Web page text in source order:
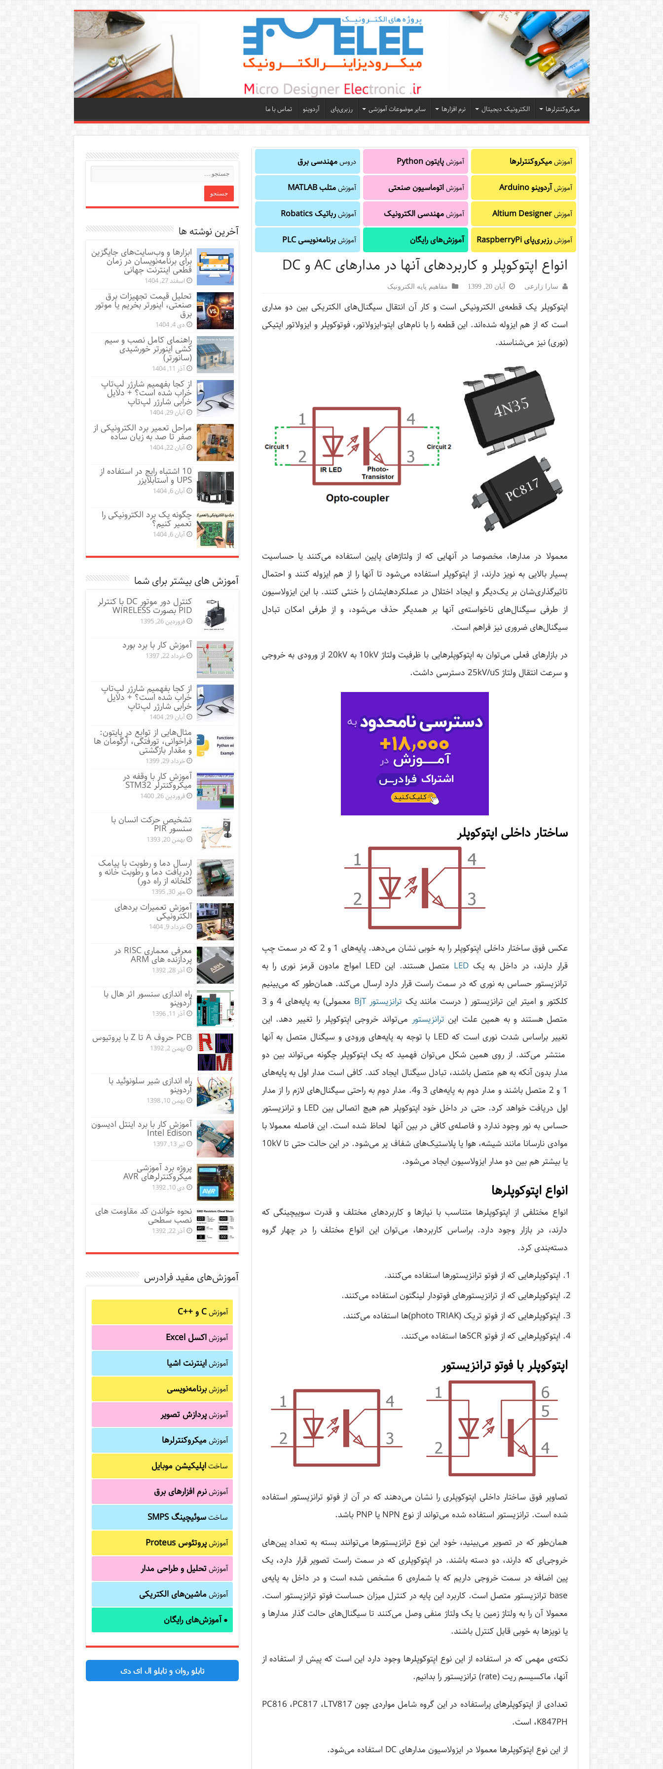
میکروکنترلرها الکترونیک دیجیتال نرم افزارها سایر موضوعات آموزشی رزبری‌پای آردوینو تماس با ما
آموزشمیکروکنترلرها
آموزشآردوینو Arduino
آموزشAltium Designer
آموزشرزبری‌پای RaspberryPi
آموزشپایتون Python
آموزشاتوماسیون صنعتی
آموزشمهندسی الکترونیک
آموزش‌های رایگان
دروسمهندسی برق
آموزشمتلب MATLAB
آموزشرباتیک Robatics
آموزشبرنامه‌نویسی PLC
انواع اپتوکوپلر و کاربردهای آنها در مدارهای AC و DC
سارا زارعی آبان 20, 1399 مفاهیم پایه الکترونیک
اپتوکوپلر یک قطعه‌ی الکترونیکی است و کار آن انتقال سیگنال‌های الکتریکی بین دو مداری
است که از هم ایزوله شده‌اند. این قطعه را با نام‌های اپتو-ایزولاتور، فوتوکوپلر و ایزولاتور اپتیکی
(نوری) نیز می‌شناسند.
معمولا در مدارها، مخصوصا در آنهایی که از ولتاژهای پایین استفاده می‌کنند یا حساسیت
بسیار بالایی به نویز دارند، از اپتوکوپلر استفاده می‌شود تا آنها را از هم ایزوله کنند و احتمال
تاثیرگذاری‌شان بر یک‌دیگر و ایجاد اختلال در عملکردهایشان را خنثی کنند. با این ایزولاسیون
از طرفی سیگنال‌های ناخواسته‌ی آنها بر همدیگر حذف می‌شود، و از طرفی امکان تبادل
سیگنال‌های ضروری نیز فراهم است.
در بازارهای فعلی می‌توان به اپتوکوپلرهایی با ظرفیت ولتاژ 10kV به 20kV از ورودی به خروجی
و سرعت انتقال ولتاژ 25kV/uS دسترسی داشت.
ساختار داخلی اپتوکوپلر
عکس فوق ساختار داخلی اپتوکوپلر را به خوبی نشان می‌دهد. پایه‌های 1 و 2 که در سمت چپ
قرار دارند، در داخل به یک LED
متصل هستند. این LED امواج مادون قرمز نوری را به
ترانزیستور حساس به نوری که در سمت راست قرار دارد ارسال می‌کند. همان‌طور که می‌بینیم
کلکتور و امیتر این ترانزیستور ( درست مانند یک ترانزیستور BjT
معمولی) به پایه‌های 4 و 3
متصل هستند و به همین علت این ترانزیستور می‌تواند خروجی اپتوکوپلر را تغییر دهد. این
تغییر براساس شدت نوری است که LED با توجه به پایه‌های ورودی و سیگنال متصل به آنها
منتشر می‌کند. از روی همین شکل می‌توان فهمید که یک اپتوکوپلر چگونه می‌تواند بین دو
مدار بدون آنکه به هم متصل باشند، تبادل سیگنال ایجاد کند. کافی است مدار اول به پایه‌های
1 و 2 متصل باشند و مدار دوم به پایه‌های 3 و4. مدار دوم به راحتی سیگنال‌های لازم را از مدار
اول دریافت خواهد کرد. حتی در داخل خود اپتوکوپلر هم هیچ اتصالی بین LED و ترانزیستور
حساس به نور وجود ندارد و فاصله‌ی کافی در بین آنها لحاظ شده است. این فاصله معمولا با
موادی نارسانا مانند شیشه، هوا یا پلاستیک‌های شفاف پر می‌شود. در این حالت حتی تا 10kV
یا بیشتر هم بین دو مدار ایزولاسیون ایجاد می‌شود.
انواع اپتوکوپلرها
انواع مختلفی از اپتوکوپلرها متناسب با نیازها و کاربردهای مختلف و قدرت سوییچینگی که
دارند، در بازار وجود دارد. براساس کاربردها، می‌توان این انواع مختلف را در چهار گروه
دسته‌بندی کرد.
اپتوکوپلرهایی که از فوتو ترانزیستورها استفاده می‌کنند.
اپتوکوپلرهایی که از ترانزیستورهای فوتودار لینگتون استفاده می‌کنند.
اپتوکوپلرهایی که از فوتو تریک (photo TRIAK)ها استفاده می‌کنند.
اپتوکوپلرهایی که از فوتو SCRها استفاده می‌کنند.
اپتوکوپلر با فوتو ترانزیستور
تصاویر فوق ساختار داخلی اپتوکوپلری را نشان می‌دهند که در آن از فوتو ترانزیستور استفاده
شده است. ترانزیستور استفاده شده می‌تواند از نوع NPN یا PNP باشد.
همان‌طور که در تصویر می‌بینید، خود این نوع ترانزیستورها می‌توانند بسته به تعداد پین‌های
خروجی‌ای که دارند، دو دسته باشند. در اپتوکوپلری که در سمت راست تصویر قرار دارد، یک
پین اضافه در سمت خروجی داریم که با شماره‌ی 6 مشخص شده است و در داخل به پایه‌ی
base ترانزیستور متصل است. کاربرد این پایه در کنترل میزان حساست فوتو ترانزیستور است.
معمولا آن را به ولتاژ زمین یا یک ولتاژ منفی وصل می‌کنند تا سیگنال‌های حالت گذار مدارها و
یا نویزها به خوبی قابل کنترل باشند.
نکته‌ی مهمی که در استفاده از این نوع اپتوکوپلرها وجود دارد این است که پیش از استفاده از
آنها، ماکسیسم ریت (rate) ترانزیستور را بدانیم.
تعدادی از اپتوکوپلرهای پراستفاده در این گروه شامل مواردی چون PC816 ،PC817 ،LTV817
،K847PH است.
از این نوع اپتوکوپلرها معمولا در ایزولاسیون مدارهای DC استفاده می‌شود.
آخرین نوشته ها
ابزارها و وب‌سایت‌های جایگزین
برای برنامه‌نویسان در زمان
قطعی اینترنت جهانی
اسفند 27, 1404
تحلیل قیمت تجهیزات برق
صنعتی، اینورتر بخریم یا موتور
برق
دی 4, 1404
راهنمای کامل نصب و سیم
کشی اینورتر خورشیدی
(سانورتر)
آذر 11, 1404
از کجا بفهمیم شارژر لپ‌تاپ
خراب شده است؟ + دلایل
خرابی شارژر لپ‌تاپ
آبان 29, 1404
مراحل تعمیر برد الکترونیکی از
صفر تا صد به زبان ساده
آبان 22, 1404
10 اشتباه رایج در استفاده از
UPS و استابلایزر
آبان 6, 1404
چگونه یک برد الکترونیکی را
تعمیر کنیم؟
آبان 6, 1404
آموزش های بیشتر برای شما
کنترل دور موتور DC با کنترلر
PID بصورت WIRELESS
فروردین 26, 1395
آموزش کار با برد بورد
خرداد 22, 1397
از کجا بفهمیم شارژر لپ‌تاپ
خراب شده است؟ + دلایل
خرابی شارژر لپ‌تاپ
آبان 29, 1404
مثال‌هایی از توابع در پایتون:
فراخوانی، تورفتگی، آرگومان ها
و مقدار بازگشتی
خرداد 29, 1399
آموزش کار با وقفه در
میکروکنترلر STM32
فروردین 26, 1400
تشخیص حرکت انسان با
سنسور PIR
بهمن 20, 1393
ارسال دما و رطوبت با پیامک
(دریافت دما و رطوبت خانه و
گلخانه از راه دور)
مهر 30, 1395
آموزش تعمیرات بردهای
الکترونیکی
خرداد 9, 1404
معرفی معماری RISC در
پردازنده های ARM
آذر 28, 1392
راه اندازی سنسور اثر هال با
آردوینو
آذر 11, 1396
PCB حروف A تا Z با پروتیوس
بهمن 2, 1392
راه اندازی شیر سلونوئید با
آردوینو
بهمن 10, 1398
آموزش کار با برد اینتل ادیسون
Intel Edison
تیر 13, 1397
پروژه برد آموزشی
میکروکنترلرهای AVR
دی 10, 1392
نحوه خواندن کد مقاومت های
نصب سطحی
آذر 22, 1392
آموزش‌های مفید فرادرس
آموزشC و C++‎
آموزشاکسل Excel
آموزشاینترنت اشیا
آموزشبرنامه‌نویسی
آموزشپردازش تصویر
آموزشمیکروکنترلرها
ساختاپلیکیشن موبایل
آموزشنرم افزارهای برق
ساختسوئیچینگ SMPS
آموزشپروتئوس Proteus
آموزشتحلیل و طراحی مدار
آموزشماشین‌های الکتریکی
●آموزش‌های رایگان
تابلو روان و تابلو ال ای دی